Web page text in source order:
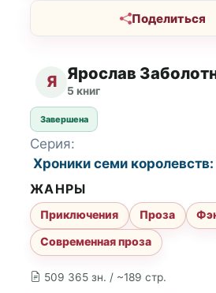
Поделиться
Я Ярослав
5 книг
Завершена
509 365 зн. / ~189 стр.
Серия:
Хроники семи
ЖАНРЫ
Приключения Проза
Современная проза